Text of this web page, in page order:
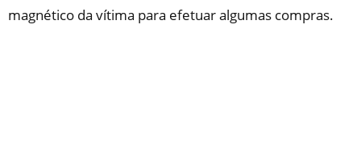
magnético da vítima para efetuar algumas compras.